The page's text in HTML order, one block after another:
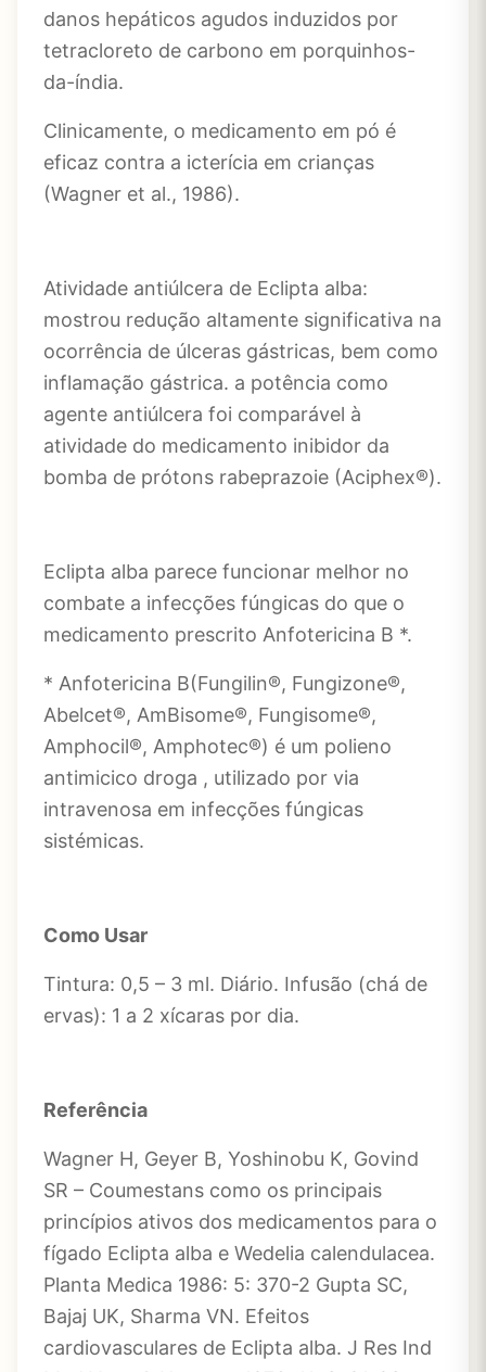
danos hepáticos agudos induzidos por
tetracloreto de carbono em porquinhos-
da-índia.
Clinicamente, o medicamento em pó é
eficaz contra a icterícia em crianças
(Wagner et al., 1986).
Atividade antiúlcera de Eclipta alba:
mostrou redução altamente significativa na
ocorrência de úlceras gástricas, bem como
inflamação gástrica. a potência como
agente antiúlcera foi comparável à
atividade do medicamento inibidor da
bomba de prótons rabeprazoie (Aciphex®).
Eclipta alba parece funcionar melhor no
combate a infecções fúngicas do que o
medicamento prescrito Anfotericina B *.
* Anfotericina B(Fungilin®, Fungizone®,
Abelcet®, AmBisome®, Fungisome®,
Amphocil®, Amphotec®) é um polieno
antimicico droga , utilizado por via
intravenosa em infecções fúngicas
sistémicas.
Como Usar
Tintura: 0,5 – 3 ml. Diário. Infusão (chá de
ervas): 1 a 2 xícaras por dia.
Referência
Wagner H, Geyer B, Yoshinobu K, Govind
SR – Coumestans como os principais
princípios ativos dos medicamentos para o
fígado Eclipta alba e Wedelia calendulacea.
Planta Medica 1986: 5: 370-2 Gupta SC,
Bajaj UK, Sharma VN. Efeitos
cardiovasculares de Eclipta alba. J Res Ind